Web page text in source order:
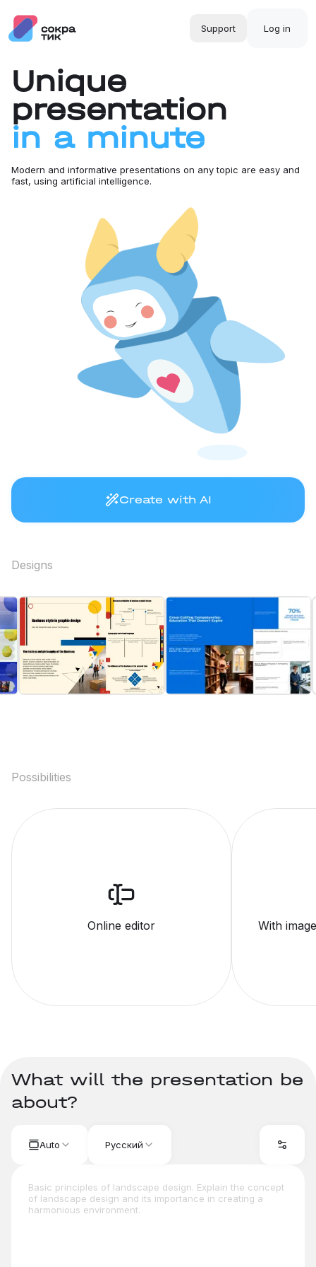
Support Log in
Unique
presentation
in a minute
Modern and informative presentations on any topic are easy and
fast, using artificial intelligence.
Create with AI
Designs
Possibilities
Online editor With
What will the presentation be
about?
Auto Русский